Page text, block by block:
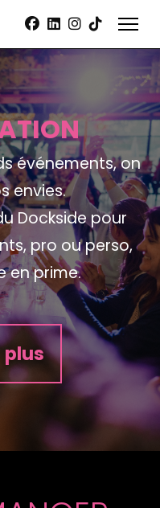
événements, on
envies.
Dockside pour
pro ou perso,
en prime.
plus